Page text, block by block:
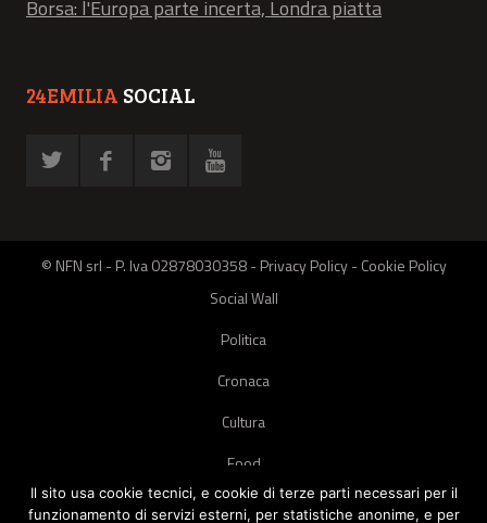
Borsa: l'Europa parte incerta, Londra piatta
24EMILIA SOCIAL
© NFN srl - P. Iva 02878030358 -Privacy Policy-Cookie Policy
Social Wall
Politica
Cronaca
Cultura
Food
Green
Il sito usa cookie tecnici, e cookie di terze parti necessari per il
funzionamento di servizi esterni, per statistiche anonime, e per